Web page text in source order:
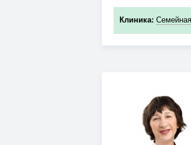
Клиника: